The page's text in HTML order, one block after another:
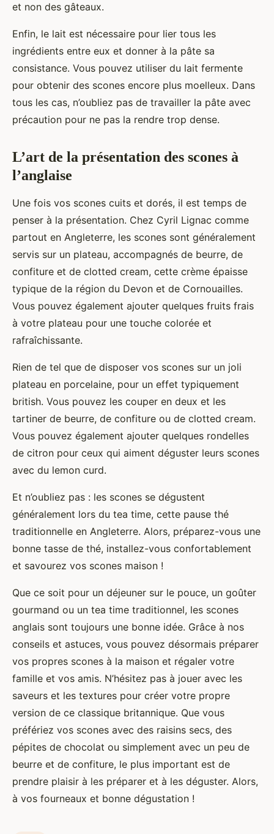
et non des gâteaux.
Enfin, le lait est nécessaire pour lier tous les
ingrédients entre eux et donner à la pâte sa
consistance. Vous pouvez utiliser du lait fermente
pour obtenir des scones encore plus moelleux. Dans
tous les cas, n’oubliez pas de travailler la pâte avec
précaution pour ne pas la rendre trop dense.
L’art de la présentation des scones à
l’anglaise
Une fois vos scones cuits et dorés, il est temps de
penser à la présentation. Chez Cyril Lignac comme
partout en Angleterre, les scones sont généralement
servis sur un plateau, accompagnés de beurre, de
confiture et de clotted cream, cette crème épaisse
typique de la région du Devon et de Cornouailles.
Vous pouvez également ajouter quelques fruits frais
à votre plateau pour une touche colorée et
rafraîchissante.
Rien de tel que de disposer vos scones sur un joli
plateau en porcelaine, pour un effet typiquement
british. Vous pouvez les couper en deux et les
tartiner de beurre, de confiture ou de clotted cream.
Vous pouvez également ajouter quelques rondelles
de citron pour ceux qui aiment déguster leurs scones
avec du lemon curd.
Et n’oubliez pas : les scones se dégustent
généralement lors du tea time, cette pause thé
traditionnelle en Angleterre. Alors, préparez-vous une
bonne tasse de thé, installez-vous confortablement
et savourez vos scones maison !
Que ce soit pour un déjeuner sur le pouce, un goûter
gourmand ou un tea time traditionnel, les scones
anglais sont toujours une bonne idée. Grâce à nos
conseils et astuces, vous pouvez désormais préparer
vos propres scones à la maison et régaler votre
famille et vos amis. N’hésitez pas à jouer avec les
saveurs et les textures pour créer votre propre
version de ce classique britannique. Que vous
préfériez vos scones avec des raisins secs, des
pépites de chocolat ou simplement avec un peu de
beurre et de confiture, le plus important est de
prendre plaisir à les préparer et à les déguster. Alors,
à vos fourneaux et bonne dégustation !